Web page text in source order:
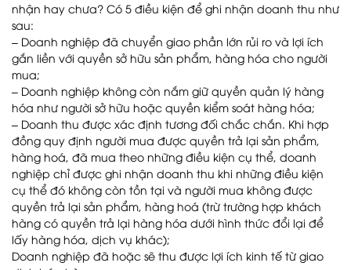
nhận hay chưa? Có 5 điều kiện để ghi nhận doanh thu như
sau:
– Doanh nghiệp đã chuyển giao phần lớn rủi ro và lợi ích
gắn liền với quyền sở hữu sản phẩm, hàng hóa cho người
mua;
– Doanh nghiệp không còn nắm giữ quyền quản lý hàng
hóa như người sở hữu hoặc quyền kiểm soát hàng hóa;
– Doanh thu được xác định tương đối chắc chắn. Khi hợp
đồng quy định người mua được quyền trả lại sản phẩm,
hàng hoá, đã mua theo những điều kiện cụ thể, doanh
nghiệp chỉ được ghi nhận doanh thu khi những điều kiện
cụ thể đó không còn tồn tại và người mua không được
quyền trả lại sản phẩm, hàng hoá (trừ trường hợp khách
hàng có quyền trả lại hàng hóa dưới hình thức đổi lại để
lấy hàng hóa, dịch vụ khác);
Doanh nghiệp đã hoặc sẽ thu được lợi ích kinh tế từ giao